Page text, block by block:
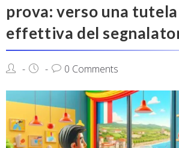
prova: verso una
effettiva del
0 Comments